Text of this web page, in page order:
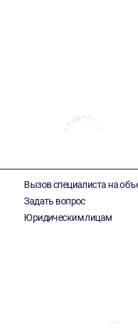
Вызов специалиста на
Задать вопрос
Юридическим лицам